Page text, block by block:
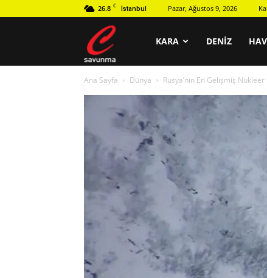
26.8 C İstanbul Pazar, Ağustos 9, 2026
KARA DENIZ
Ana Sayfa Dünya Rusya’nın En Gelişmiş